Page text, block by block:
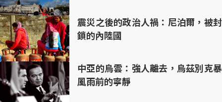
震災之後的政治人禍：尼泊爾，被封
鎖的內陸國
中亞的烏雲：強人離去，烏茲別克暴
風雨前的寧靜